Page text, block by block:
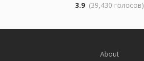
3.9 (39,430 голосов)
About